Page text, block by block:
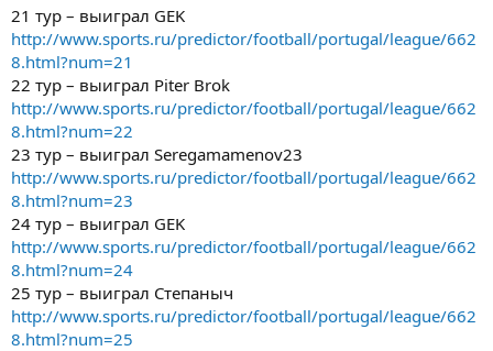
21 тур – выиграл GEK
http://www.sports.ru/predictor/football/portugal/league/662
8.html?num=21
22 тур – выиграл Piter Brok
http://www.sports.ru/predictor/football/portugal/league/662
8.html?num=22
23 тур – выиграл Seregamamenov23
http://www.sports.ru/predictor/football/portugal/league/662
8.html?num=23
24 тур – выиграл GEK
http://www.sports.ru/predictor/football/portugal/league/662
8.html?num=24
25 тур – выиграл Степаныч
http://www.sports.ru/predictor/football/portugal/league/662
8.html?num=25